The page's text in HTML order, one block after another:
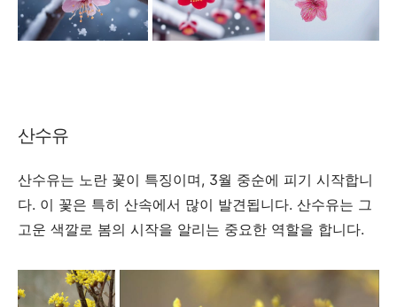
산수유
산수유는 노란 꽃이 특징이며, 3월 중순에 피기 시작합니
다. 이 꽃은 특히 산속에서 많이 발견됩니다. 산수유는 그
고운 색깔로 봄의 시작을 알리는 중요한 역할을 합니다.